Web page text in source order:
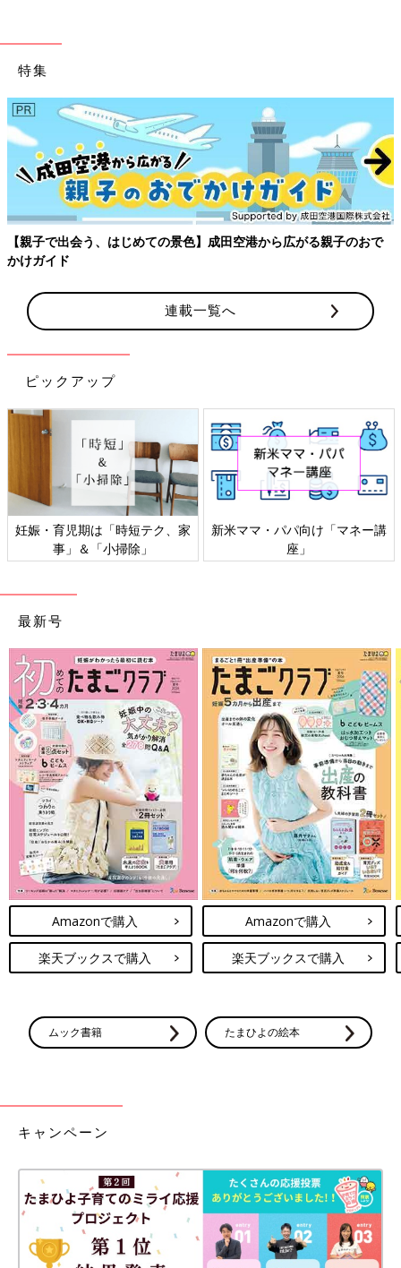
特集
【親子で出会う、はじめての景色】成田空港から広がる親子のおで
かけガイド
連載一覧へ
ピックアップ
妊娠・育児期は「時短テク、家
事」＆「小掃除」
新米ママ・パパ向け「マネー講
座」
最新号
Amazonで購入
楽天ブックスで購入
Amazonで購入
楽天ブックスで購入
ムック書籍 たまひよの絵本
キャンペーン